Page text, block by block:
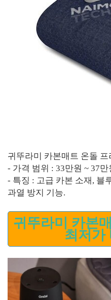
귀뚜라미 카본매트 온돌
- 가격 범위 : 33만원 ~ 37만
- 특징 : 고급 카본 소재, 블
과열 방지 기능.
귀뚜라미 카본
최저가